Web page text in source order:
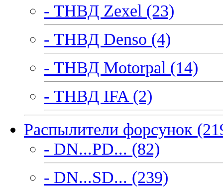
- ТНВД Zexel (23)
- ТНВД Denso (4)
- ТНВД Motorpal (14)
- ТНВД IFA (2)
Распылители форсунок
- DN...PD... (82)
- DN...SD... (239)